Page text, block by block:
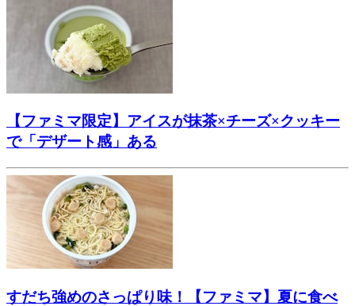
【ファミマ限定】アイスが抹茶×チーズ×クッキー
で「デザート感」ある
すだち強めのさっぱり味！【ファミマ】夏に食べ